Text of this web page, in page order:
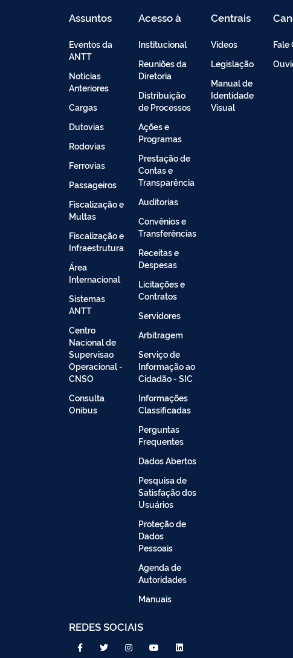
Assuntos
Eventos da
ANTT
Noticias
Anteriores
Cargas
Dutovias
Rodovias
Ferrovias
Passageiros
Fiscalização e
Multas
Fiscalização e
Infraestrutura
Área
Internacional
Sistemas
ANTT
Centro
Nacional de
Supervisao
Operacional -
CNSO
Consulta
Onibus
Acesso à
Informação
Institucional
Reuniões da
Diretoria
Distribuição
de Processos
Ações e
Programas
Prestação de
Contas e
Transparência
Auditorias
Convênios e
Transferências
Receitas e
Despesas
Licitações e
Contratos
Servidores
Arbitragem
Serviço de
Informação ao
Cidadão - SIC
Informações
Classificadas
Perguntas
Frequentes
Dados Abertos
Pesquisa de
Satisfação dos
Usuários
Proteção de
Dados
Pessoais
Agenda de
Autoridades
Manuais
Centrais
de
Vídeos
Legislação
Manual de
Identidade
Visual
Fale
REDES SOCIAIS